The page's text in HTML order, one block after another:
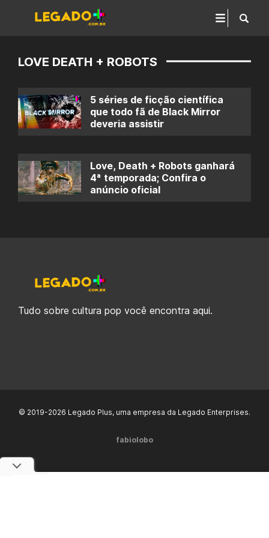
LOVE DEATH + ROBOTS
5 séries de ficção científica
que todo fã de Black Mirror
deveria assistir
Love, Death + Robots ganhará
4ª temporada; Confira o
anúncio oficial
Tudo sobre cultura pop você encontra aqui.
© 2019-2026 Legado Plus, uma empresa da Legado Enterprises.
fabiolobo